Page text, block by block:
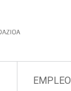
EMPLEO